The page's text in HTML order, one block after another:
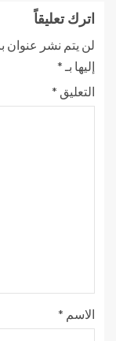
اترك تعليقاً
لن يتم نشر عنوان
إليها بـ *
التعليق *
الاسم *